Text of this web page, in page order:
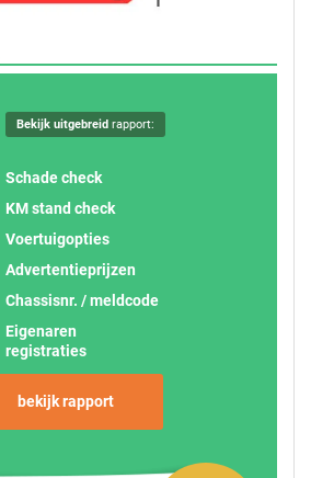
Bekijk uitgebreidrapport:
Schade check
KM stand check
Voertuigopties
Advertentieprijzen
Chassisnr. / meldcode
Eigenaren
registraties
bekijk rapport